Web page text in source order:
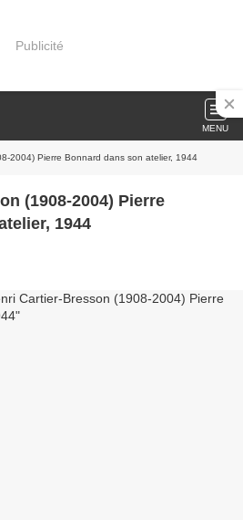
Publicité
MENU
2004) Pierre Bonnard dans son atelier, 1944
(1908-2004) Pierre
1944